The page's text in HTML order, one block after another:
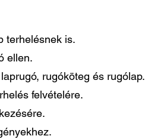
terhelésnek is.
ellen.
rugóköteg és rugólap.
felvételére.